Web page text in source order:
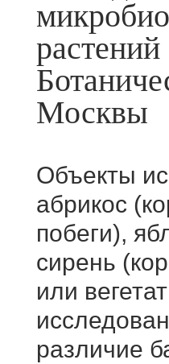
растений
Москвы
Объекты
абрикос
побеги),
сирень
или
различие